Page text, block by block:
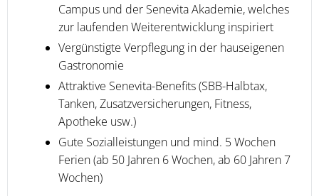
Campus und der Senevita Akademie, welches
zur laufenden Weiterentwicklung inspiriert
Vergünstigte Verpflegung in der hauseigenen
Gastronomie
Attraktive Senevita-Benefits (SBB-Halbtax,
Tanken, Zusatzversicherungen, Fitness,
Apotheke usw.)
Gute Sozialleistungen und mind. 5 Wochen
Ferien (ab 50 Jahren 6 Wochen, ab 60 Jahren 7
Wochen)